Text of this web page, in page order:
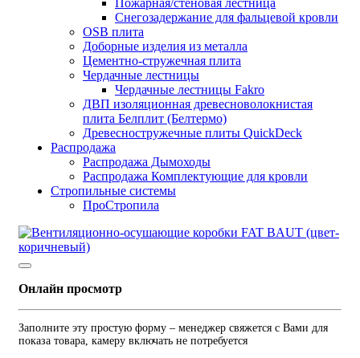
Пожарная/стеновая лестница
Снегозадержание для фальцевой кровли
OSB плита
Доборные изделия из металла
Цементно-стружечная плита
Чердачные лестницы
Чердачные лестницы Fakro
ДВП изоляционная древесноволокнистая
плита Белплит (Белтермо)
Древесностружечные плиты QuickDeck
Распродажа
Распродажа Дымоходы
Распродажа Комплектующие для кровли
Стропильные системы
ПроСтропила
Онлайн просмотр
Заполните эту простую форму – менеджер свяжется с Вами для
показа товара, камеру включать не потребуется